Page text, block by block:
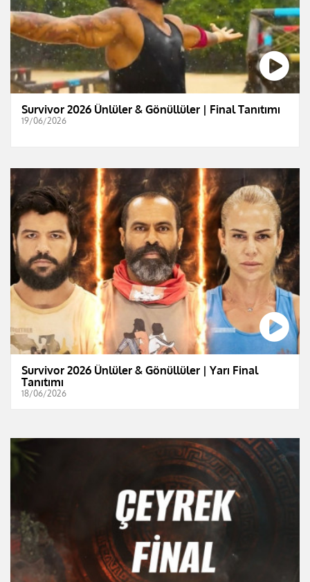
Survivor 2026 Ünlüler & Gönüllüler | Final Tanıtımı
19/06/2026
Survivor 2026 Ünlüler & Gönüllüler | Yarı Final
Tanıtımı
18/06/2026